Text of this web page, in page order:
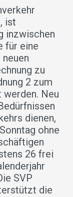
ist
inzwischen
für eine
zu
2 zum
Neu
dienen,
ohne
26 frei
SVP
die